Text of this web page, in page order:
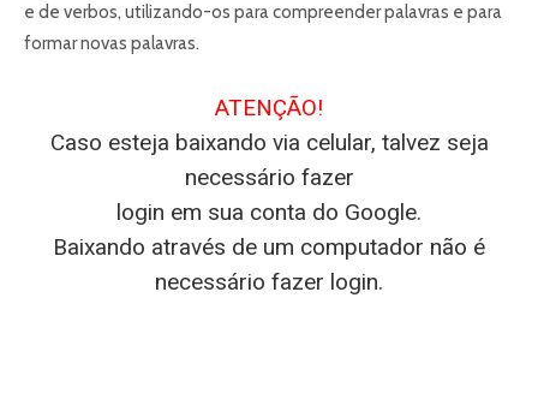
e de verbos, utilizando-os para compreender palavras e para
formar novas palavras.
ATENÇÃO!
Caso esteja baixando via celular, talvez seja
necessário fazer
login em sua conta do Google.
Baixando através de um computador não é
necessário fazer login.